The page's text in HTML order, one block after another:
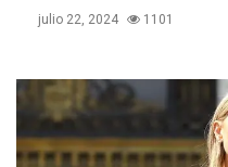
julio 22, 2024 1101